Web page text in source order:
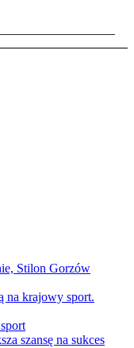
Stilon Gorzów
na krajowy sport.
szansę na sukces